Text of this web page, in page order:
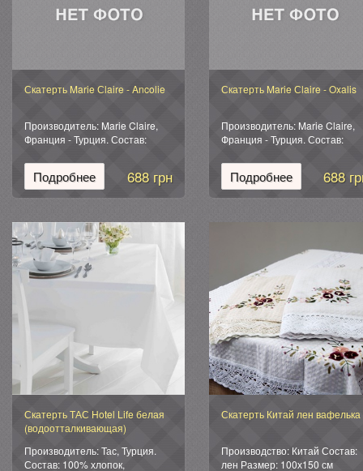
Скатерть Marie Сlaire - Ancolie
Производитель: Marie Claire,
Франция - Турция. Состав:
145*200 см - 1 шт Цвет: белый
Упаковка: фирменная
силиконовая.
Подробнее 688 грн
Скатерть Marie Сlaire - Oxalis
Производитель: Marie Claire,
Франция - Турция. Состав:
145*200 см - 1 шт Цвет: белый
Упаковка: фирменная
силиконовая.
Подробнее 688
Скатерть ТАС Hotel Life белая
(водоотталкивающая)
Производитель: Тас, Турция.
Состав: 100% хлопок,
Скатерть Китай лен вафелька
Производство: Китай Состав:
лен Размер: 100х150 см